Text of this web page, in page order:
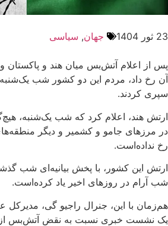
23 ثور 1404 جهان, سیاسی
پس از اعلام آتش‌بس میان هند و پاکستان
آن رخ داد، مردم این دو کشور شب
سپری کردند.
ارتش هند، اعلام کرد که شب یک‌شنبه،
در مرزهای جامو و کشمیر و دیگر
رخ نداده‌است.
ارتش این کشور، با پخش بیانیه‌ای شب
شب آرام در روزهای اخیر یاد کرده‌است.
هم‌زمان با این، جنرال راجیو گی، مدیرکل
یک نشست خبری نسبت به نقض آتش‌بس از